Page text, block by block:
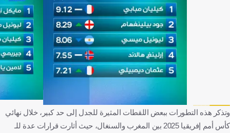
وتذكر هذه التطورات ببعض اللقطات المثيرة للجدل إلى حد كبير، خلال نهائي
كأس أمم إفريقيا 2025 بين المغرب والسنغال، حيث أثارت قرارات عدة للـ